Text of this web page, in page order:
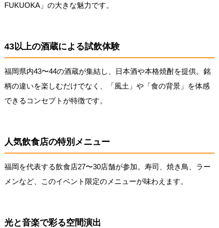
FUKUOKA」の大きな魅力です。
43以上の酒蔵による試飲体験
福岡県内43〜44の酒蔵が集結し、日本酒や本格焼酎を提供。銘
柄の違いを楽しむだけでなく、「風土」や「食の背景」を体感
できるコンセプトが特徴です。
人気飲食店の特別メニュー
福岡を代表する飲食店27〜30店舗が参加。寿司、焼き鳥、ラー
メンなど、このイベント限定のメニューが味わえます。
光と音楽で彩る空間演出